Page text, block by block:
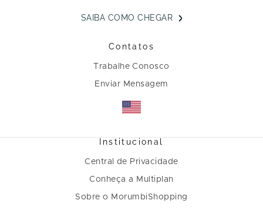
SAIBA COMO CHEGAR
Contatos
Trabalhe Conosco
Enviar Mensagem
Institucional
Central de Privacidade
Conheça a Multiplan
Sobre o MorumbiShopping